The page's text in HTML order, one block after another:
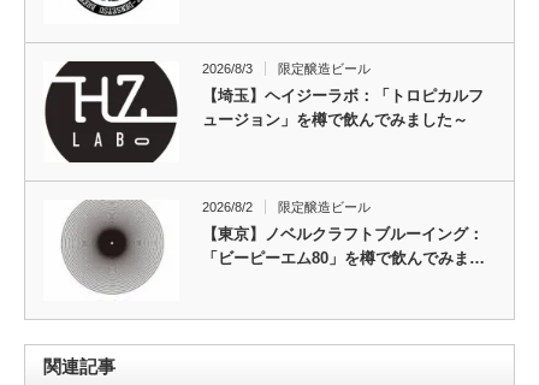
2026/8/3 限定醸造ビール
【埼玉】ヘイジーラボ：「トロピカルフ
ュージョン」を樽で飲んでみました～
2026/8/2 限定醸造ビール
【東京】ノベルクラフトブルーイング：
「ビーピーエム80」を樽で飲んでみま…
関連記事